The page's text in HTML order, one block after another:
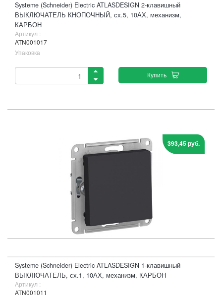
Systeme (Schneider) Electric ATLASDESIGN 2-клавишный
ВЫКЛЮЧАТЕЛЬ КНОПОЧНЫЙ, сх.5, 10АХ, механизм,
КАРБОН
Артикул :
ATN001017
Упаковка
Купить
393,45 руб.
Systeme (Schneider) Electric ATLASDESIGN 1-клавишный
ВЫКЛЮЧАТЕЛЬ, сх.1, 10АХ, механизм, КАРБОН
Артикул :
ATN001011